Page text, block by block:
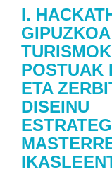
I.
GIPUZKOA
POSTUAK
ETA
DISEINU